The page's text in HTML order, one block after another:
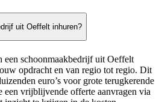
uit Oeffelt inhuren?
een schoonmaakbedrijf uit Oeffelt
opdracht en van regio tot regio. Dit
euro’s voor grote terugkerende
een vrijblijvende offerte aanvragen via